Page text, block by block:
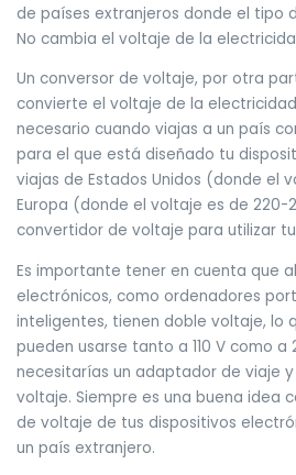
de países extranjeros donde el tipo
No cambia el voltaje de la
Un conversor de voltaje, por otra
convierte el voltaje de la
necesario cuando viajas a un país
para el que está diseñado tu
viajas de Estados Unidos (donde el
Europa (donde el voltaje es de 220-
convertidor de voltaje para utilizar
Es importante tener en cuenta que
electrónicos, como ordenadores
inteligentes, tienen doble voltaje, lo
pueden usarse tanto a 110 V como a
necesitarías un adaptador de viaje
voltaje. Siempre es una buena idea
de voltaje de tus dispositivos
un país extranjero.